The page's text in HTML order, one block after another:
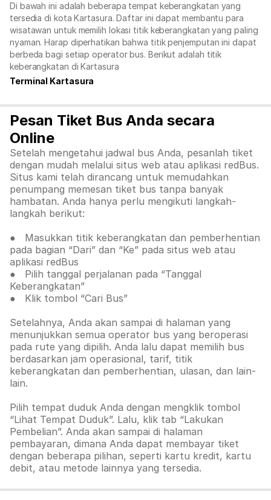
Di bawah ini adalah beberapa tempat keberangkatan yang
tersedia di kota Kartasura. Daftar ini dapat membantu para
wisatawan untuk memilih lokasi titik keberangkatan yang paling
nyaman. Harap diperhatikan bahwa titik penjemputan ini dapat
berbeda bagi setiap operator bus. Berikut adalah titik
keberangkatan di Kartasura
Terminal Kartasura
Pesan Tiket Bus Anda secara
Online
Setelah mengetahui jadwal bus Anda, pesanlah tiket
dengan mudah melalui situs web atau aplikasi redBus.
Situs kami telah dirancang untuk memudahkan
penumpang memesan tiket bus tanpa banyak
hambatan. Anda hanya perlu mengikuti langkah-
langkah berikut:
● Masukkan titik keberangkatan dan pemberhentian
pada bagian “Dari” dan “Ke” pada situs web atau
aplikasi redBus
● Pilih tanggal perjalanan pada “Tanggal
Keberangkatan”
● Klik tombol “Cari Bus”
Setelahnya, Anda akan sampai di halaman yang
menunjukkan semua operator bus yang beroperasi
pada rute yang dipilih. Anda lalu dapat memilih bus
berdasarkan jam operasional, tarif, titik
keberangkatan dan pemberhentian, ulasan, dan lain-
lain.
Pilih tempat duduk Anda dengan mengklik tombol
“Lihat Tempat Duduk”. Lalu, klik tab “Lakukan
Pembelian”. Anda akan sampai di halaman
pembayaran, dimana Anda dapat membayar tiket
dengan beberapa pilihan, seperti kartu kredit, kartu
debit, atau metode lainnya yang tersedia.